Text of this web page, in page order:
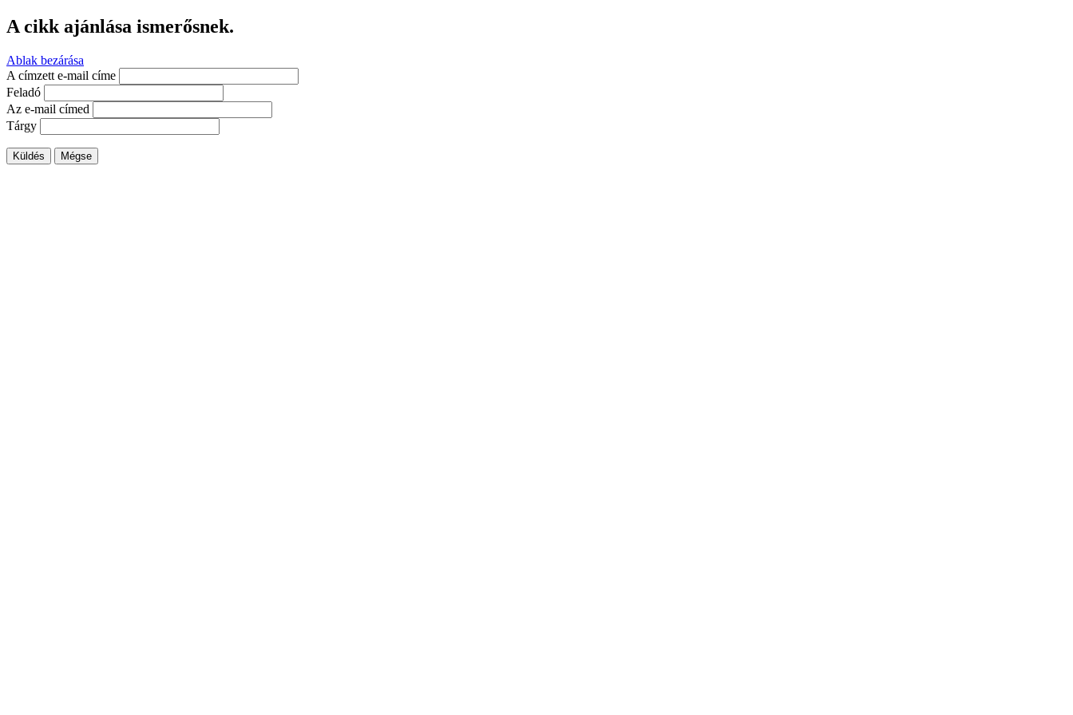
A cikk ajánlása ismerősnek.
Ablak bezárása
A címzett e-mail címe
Feladó
Az e-mail címed
Tárgy
Küldés Mégse